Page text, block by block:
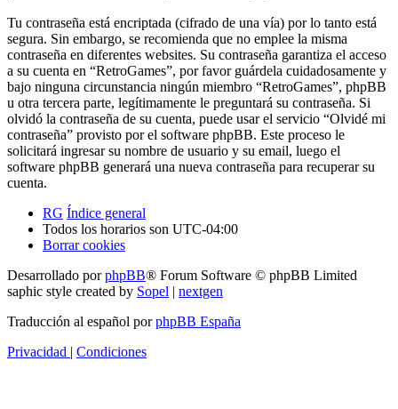
Tu contraseña está encriptada (cifrado de una vía) por lo tanto está
segura. Sin embargo, se recomienda que no emplee la misma
contraseña en diferentes websites. Su contraseña garantiza el acceso
a su cuenta en “RetroGames”, por favor guárdela cuidadosamente y
bajo ninguna circunstancia ningún miembro “RetroGames”, phpBB
u otra tercera parte, legítimamente le preguntará su contraseña. Si
olvidó la contraseña de su cuenta, puede usar el servicio “Olvidé mi
contraseña” provisto por el software phpBB. Este proceso le
solicitará ingresar su nombre de usuario y su email, luego el
software phpBB generará una nueva contraseña para recuperar su
cuenta.
RG Índice general
Todos los horarios son UTC-04:00
Borrar cookies
Desarrollado porphpBB® Forum Software © phpBB Limited
saphic style created by Sopel | nextgen
Traducción al español porphpBB España
Privacidad | Condiciones